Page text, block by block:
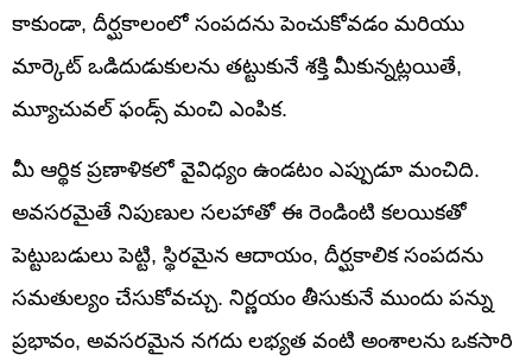
కాకుండా, దీర్ఘకాలంలో సంపదను పెంచుకోవడం మరియు
మార్కెట్ ఒడిదుడుకులను తట్టుకునే శక్తి మీకున్నట్లయితే,
మ్యూచువల్ ఫండ్స్ మంచి ఎంపిక.
మీ ఆర్థిక ప్రణాళికలో వైవిధ్యం ఉండటం ఎప్పుడూ మంచిది.
అవసరమైతే నిపుణుల సలహాతో ఈ రెండింటి కలయికతో
పెట్టుబడులు పెట్టి, స్థిరమైన ఆదాయం, దీర్ఘకాలిక సంపదను
సమతుల్యం చేసుకోవచ్చు. నిర్ణయం తీసుకునే ముందు పన్ను
ప్రభావం, అవసరమైన నగదు లభ్యత వంటి అంశాలను ఒకసారి